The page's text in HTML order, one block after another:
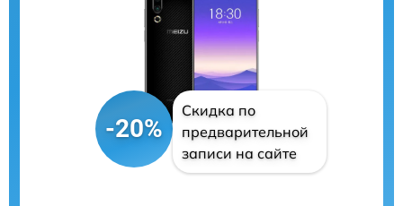
-20%
Скидка по
предварительной
записи на сайте